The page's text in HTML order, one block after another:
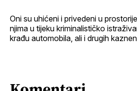
Oni su uhićeni i privedeni u
njima u tijeku kriminalističko
krađu automobila, ali i drugih